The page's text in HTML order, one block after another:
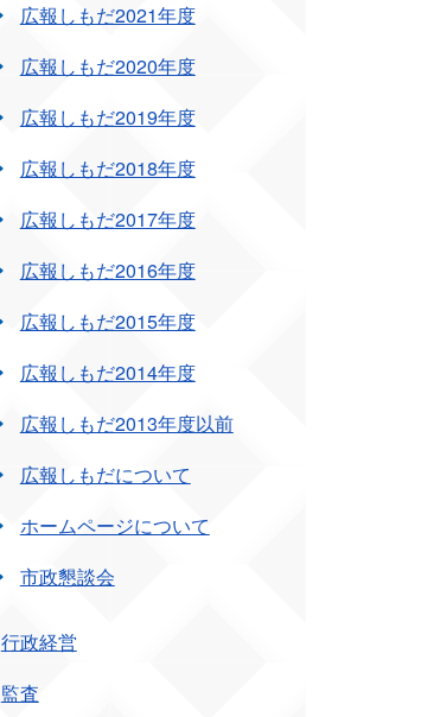
広報しもだ2021年度
広報しもだ2020年度
広報しもだ2019年度
広報しもだ2018年度
広報しもだ2017年度
広報しもだ2016年度
広報しもだ2015年度
広報しもだ2014年度
広報しもだ2013年度以前
広報しもだについて
ホームページについて
市政懇談会
行政経営
監査